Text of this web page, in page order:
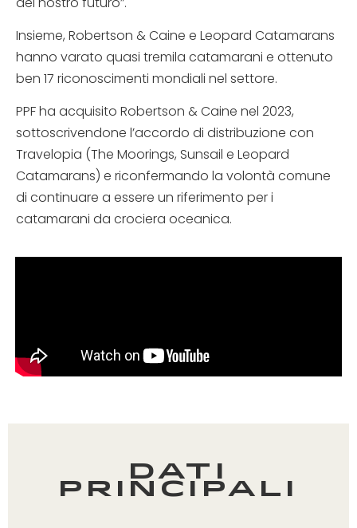
Insieme, Robertson & Caine e Leopard Catamarans
hanno varato quasi tremila catamarani e ottenuto
ben 17 riconoscimenti mondiali nel settore.
PPF ha acquisito Robertson & Caine nel 2023,
sottoscrivendone l’accordo di distribuzione con
Travelopia (The Moorings, Sunsail e Leopard
Catamarans) e riconfermando la volontà comune
di continuare a essere un riferimento per i
catamarani da crociera oceanica.
Dati
principali